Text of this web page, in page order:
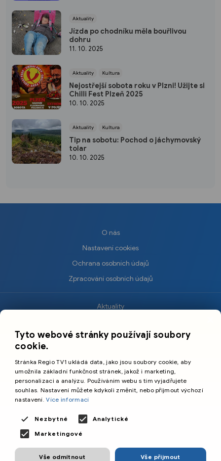
Aktuality
Jízda po chodníku měla bouřlivou
dohru
11. 10. 2025
Aktuality Kultura
Nejostřejší sobota roku v Plzni! Užijte si
Chilli Fest Plzeň 2025
10. 10. 2025
Aktuality Kultura
Tip na sobotu: Pochod o jáchymovský
tolar
10. 10. 2025
O nás
Nastavení cookies
Ochrana osobních údajů
Zpracování osobních údajů
Aktuality
Sport
Cestování
©️
Primetime Media s.r.o.
Tyto webové stránky používají soubory
cookie.
Stránka Regio TV1 ukládá data, jako jsou soubory cookie, aby
umožnila základní funkčnost stránek, jakož i marketing,
personalizaci a analýzu. Používáním webu s tím vyjadřujete
souhlas. Nastavení můžete kdykoli změnit, nebo přijmout výchozí
nastavení.Více informací
Nezbytné
Analytické
Marketingové
Vše přijmout
Vše odmítnout